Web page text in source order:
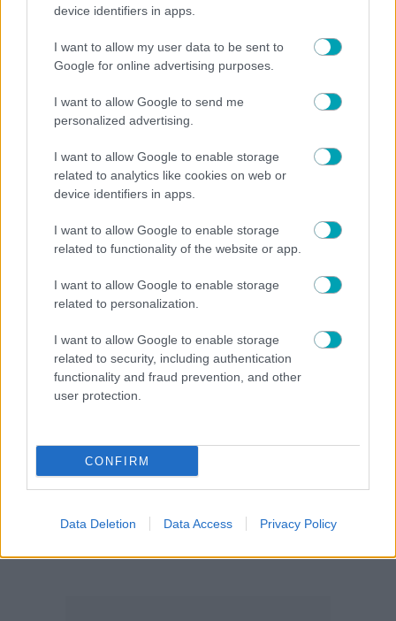
device identifiers in apps.
I want to allow my user data to be sent to
Google for online advertising purposes.
I want to allow Google to send me
personalized advertising.
I want to allow Google to enable storage
related to analytics like cookies on web or
device identifiers in apps.
I want to allow Google to enable storage
related to functionality of the website or app.
I want to allow Google to enable storage
related to personalization.
I want to allow Google to enable storage
related to security, including authentication
functionality and fraud prevention, and other
user protection.
CONFIRM
Data Deletion Data Access Privacy Policy
NEWS, ΟΜΟΡΦΙΑ
Ιωάννα Μαλέσκου: Κουρεύτηκε καρέ και στέλνει
ξεκάθαρο μήνυμα «Κόβω και ανθρώπους που δεν
θέλω στη ζωή μου»
ΟΜΟΡΦΙΑ
Angelopoulos Hair Company: Η Πολυτέλεια Στα
Μαλλιά Σου – Οι Κορυφαίες Τάσεις για την Άνοιξη
2026
ακτίνες UVA/UVB και τα τσιμπήματα από τις
τσούχτρες & μέδουσες.